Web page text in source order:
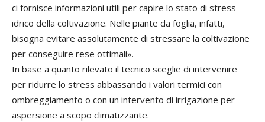
ci fornisce informazioni utili per capire lo stato di stress
idrico della coltivazione. Nelle piante da foglia, infatti,
bisogna evitare assolutamente di stressare la coltivazione
per conseguire rese ottimali».
In base a quanto rilevato il tecnico sceglie di intervenire
per ridurre lo stress abbassando i valori termici con
ombreggiamento o con un intervento di irrigazione per
aspersione a scopo climatizzante.